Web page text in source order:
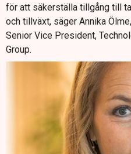
för att säkerställa tillgång till
och tillväxt, säger Annika
Senior Vice President,
Group.